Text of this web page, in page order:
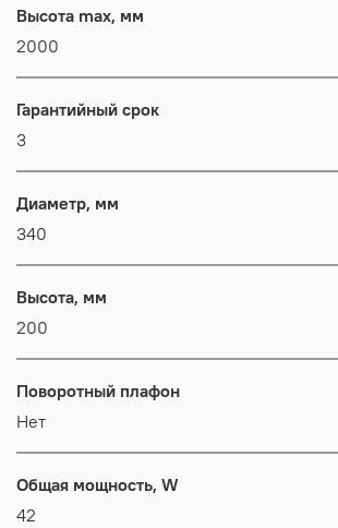
Высота max, мм
2000
Гарантийный срок
3
Диаметр, мм
340
Высота, мм
200
Поворотный плафон
Нет
Общая мощность, W
42